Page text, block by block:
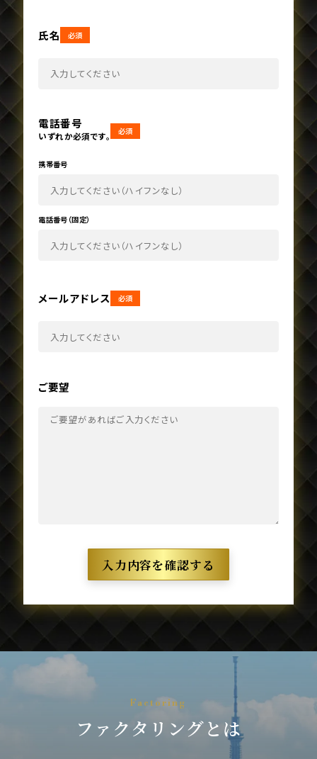
氏名 必須
電話番号
いずれか必須です。 必須
携帯番号
電話番号（固定）
メールアドレス 必須
ご要望
入力内容を確認する
Factoring
ファクタリングとは